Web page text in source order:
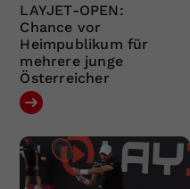
LAYJET-OPEN:
Chance vor
Heimpublikum für
mehrere junge
Österreicher